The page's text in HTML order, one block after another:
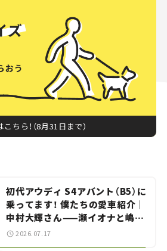
ちら！（8月31日まで）
初代アウディ S4アバント（B5）に
乗ってます！ 僕たちの愛車紹介｜
中村大輝さん——瀬イオナと嶋田
智之の「クルマでざっくばらんば
らん！」＃20
2026.07.17